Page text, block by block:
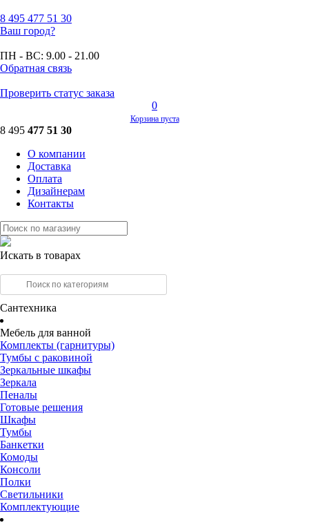
8 495 477 51 30
Ваш город?
ПН - ВС: 9.00 - 21.00
Обратная связь
Проверить статус заказа
0
Корзина пуста
8 495 477 51 30
О компании
Доставка
Оплата
Дизайнерам
Контакты
Искать в товарах
Сантехника
Мебель для ванной
Комплекты (гарнитуры)
Тумбы с раковиной
Зеркальные шкафы
Зеркала
Пеналы
Готовые решения
Шкафы
Тумбы
Банкетки
Комоды
Консоли
Полки
Светильники
Комплектующие